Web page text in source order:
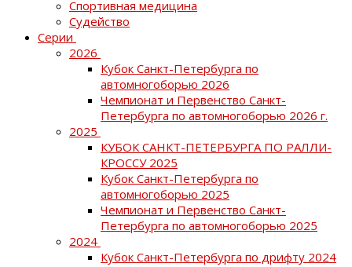
Спортивная медицина
Судейство
Серии
2026
Кубок Санкт-Петербурга по
автомногоборью 2026
Чемпионат и Первенство Санкт-
Петербурга по автомногоборью 2026 г.
2025
КУБОК САНКТ-ПЕТЕРБУРГА ПО РАЛЛИ-
КРОССУ 2025
Кубок Санкт-Петербурга по
автомногоборью 2025
Чемпионат и Первенство Санкт-
Петербурга по автомногоборью 2025
2024
Кубок Санкт-Петербурга по дрифту 2024